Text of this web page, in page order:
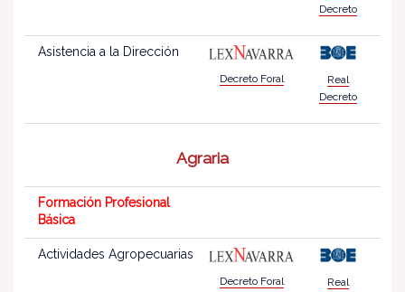
Decreto
Asistencia a la Dirección
Decreto Foral
Real
Decreto
Agraria
Formación Profesional
Básica
Actividades Agropecuarias
Decreto Foral
Real